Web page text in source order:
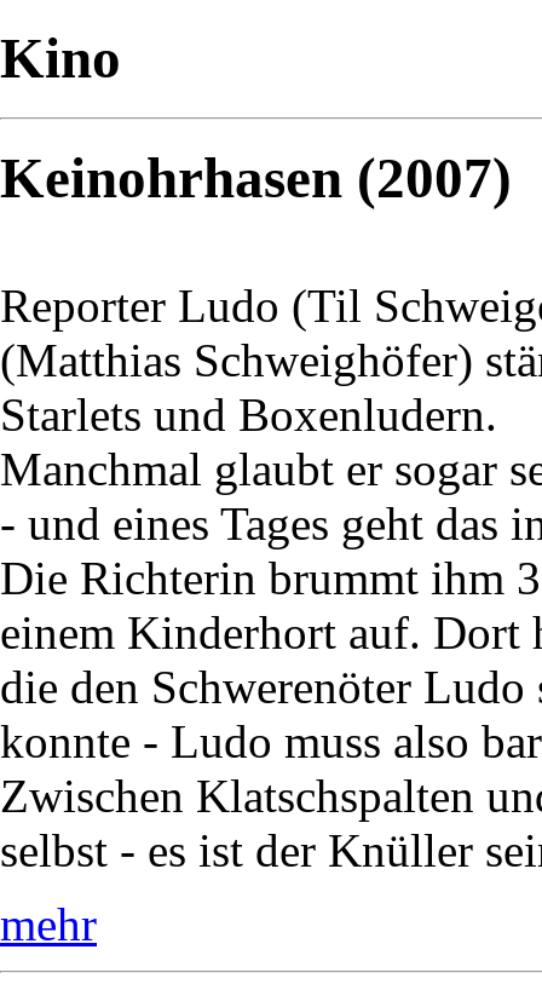
Kino
Keinohrhasen (2007)
Reporter Ludo (Til
(Matthias Schweighöfer)
Starlets und Boxenludern.
Manchmal glaubt er sogar
- und eines Tages geht das
Die Richterin brummt ihm
einem Kinderhort auf. Dort
die den Schwerenöter
konnte - Ludo muss also
Zwischen Klatschspalten
selbst - es ist der Knüller
mehr